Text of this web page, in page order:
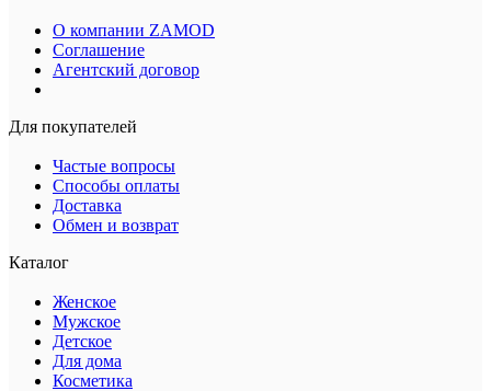
О компании ZAMOD
Соглашение
Агентский договор
Для покупателей
Частые вопросы
Способы оплаты
Доставка
Обмен и возврат
Каталог
Женское
Мужское
Детское
Для дома
Косметика